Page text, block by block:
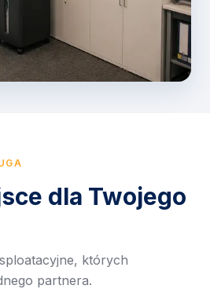
dla Twojego
których
partnera.